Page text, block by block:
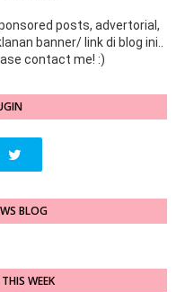
posts, advertorial,
banner/ link di blog ini..
contact me! :)
BLOG
WEEK